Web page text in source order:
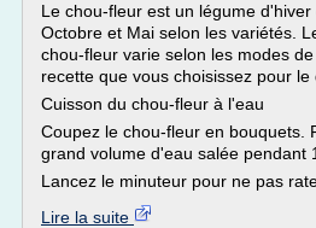
Le chou-fleur est un légume
Octobre et Mai selon les variétés.
chou-fleur varie selon les modes
recette que vous choisissez pour le
Cuisson du chou-fleur à l'eau
Coupez le chou-fleur en bouquets.
grand volume d'eau salée pendant
Lancez le minuteur pour ne pas
Lire la suite